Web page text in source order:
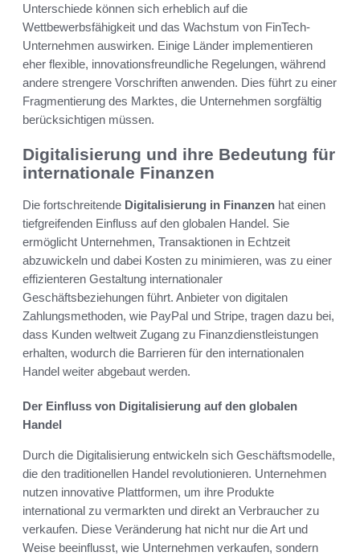
Unterschiede können sich erheblich auf die
Wettbewerbsfähigkeit und das Wachstum von FinTech-
Unternehmen auswirken. Einige Länder implementieren
eher flexible, innovationsfreundliche Regelungen, während
andere strengere Vorschriften anwenden. Dies führt zu einer
Fragmentierung des Marktes, die Unternehmen sorgfältig
berücksichtigen müssen.
Digitalisierung und ihre Bedeutung für
internationale Finanzen
Die fortschreitende Digitalisierung in Finanzen hat einen
tiefgreifenden Einfluss auf den globalen Handel. Sie
ermöglicht Unternehmen, Transaktionen in Echtzeit
abzuwickeln und dabei Kosten zu minimieren, was zu einer
effizienteren Gestaltung internationaler
Geschäftsbeziehungen führt. Anbieter von digitalen
Zahlungsmethoden, wie PayPal und Stripe, tragen dazu bei,
dass Kunden weltweit Zugang zu Finanzdienstleistungen
erhalten, wodurch die Barrieren für den internationalen
Handel weiter abgebaut werden.
Der Einfluss von Digitalisierung auf den globalen
Handel
Durch die Digitalisierung entwickeln sich Geschäftsmodelle,
die den traditionellen Handel revolutionieren. Unternehmen
nutzen innovative Plattformen, um ihre Produkte
international zu vermarkten und direkt an Verbraucher zu
verkaufen. Diese Veränderung hat nicht nur die Art und
Weise beeinflusst, wie Unternehmen verkaufen, sondern